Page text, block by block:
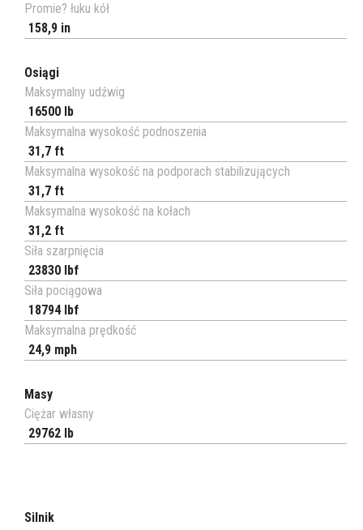
Promie? łuku kół
158,9 in
Osiągi
Maksymalny udźwig
16500 lb
Maksymalna wysokość podnoszenia
31,7 ft
Maksymalna wysokość na podporach stabilizujących
31,7 ft
Maksymalna wysokość na kołach
31,2 ft
Siła szarpnięcia
23830 lbf
Siła pociągowa
18794 lbf
Maksymalna prędkość
24,9 mph
Masy
Ciężar własny
29762 lb
Silnik